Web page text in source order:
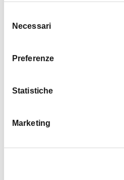
delNecessari
Preferenze
Statistiche
Marketing
Teatro Atelier Si